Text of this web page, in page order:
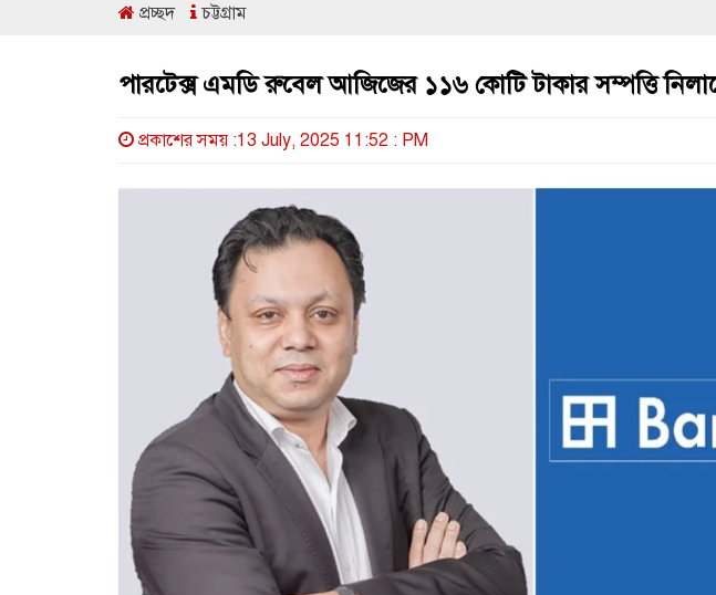
প্রচ্ছদ চট্টগ্রাম
পারটেক্স এমডি রুবেল আজিজের ১১৬ কোটি টাকার সম্পত্তি
প্রকাশের সময় :13 July, 2025 11:52 : PM